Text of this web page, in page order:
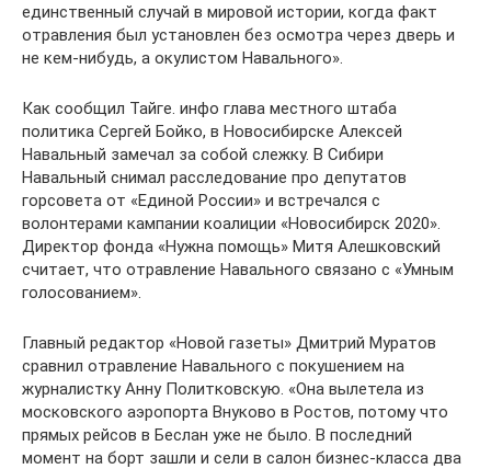
единственный случай в мировой истории, когда факт
отравления был установлен без осмотра через дверь и
не кем-нибудь, а окулистом Навального».
Как сообщил Тайге. инфо глава местного штаба
политика Сергей Бойко, в Новосибирске Алексей
Навальный замечал за собой слежку. В Сибири
Навальный снимал расследование про депутатов
горсовета от «Единой России» и встречался с
волонтерами кампании коалиции «Новосибирск 2020».
Директор фонда «Нужна помощь» Митя Алешковский
считает, что отравление Навального связано с «Умным
голосованием».
Главный редактор «Новой газеты» Дмитрий Муратов
сравнил отравление Навального с покушением на
журналистку Анну Политковскую. «Она вылетела из
московского аэропорта Внуково в Ростов, потому что
прямых рейсов в Беслан уже не было. В последний
момент на борт зашли и сели в салон бизнес-класса два